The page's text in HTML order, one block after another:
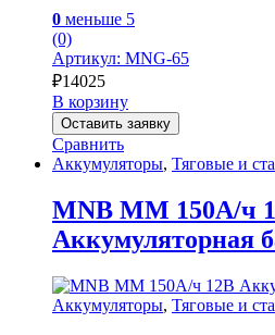
0 меньше 5
(0)
Артикул: MNG-65
₽14025
В корзину
Оставить заявку
Сравнить
Аккумуляторы, Тяговые и
MNB MM 150А/ч
Аккумуляторная
Аккумуляторы, Тяговые и